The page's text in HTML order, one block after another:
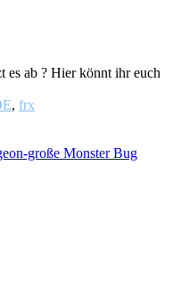
es ab ? Hier könnt ihr euch
, frx
große Monster Bug